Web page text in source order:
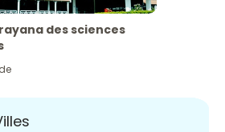
des sciences